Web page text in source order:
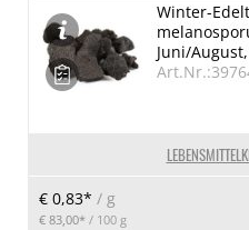
Winter-
Juni/
€ 0,83* / g
€ 83,00* / 100 g